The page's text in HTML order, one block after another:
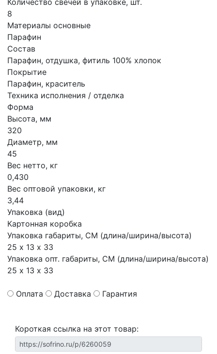
Количество свечей в упаковке, шт.
8
Материалы основные
Парафин
Состав
Парафин, отдушка, фитиль 100% хлопок
Покрытие
Парафин, краситель
Техника исполнения / отделка
Форма
Высота, мм
320
Диаметр, мм
45
Вес нетто, кг
0,430
Вес оптовой упаковки, кг
3,44
Упаковка (вид)
Картонная коробка
Упаковка габариты, СМ (длина/ширина/высота)
25 х 13 х 33
Упаковка опт. габариты, СМ (длина/ширина/высота)
25 х 13 х 33
Оплата Доставка Гарантия
Короткая ссылка на этот товар: